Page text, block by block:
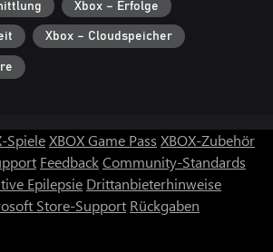
Xbox – Erfolge
Xbox – Cloudspeicher
SpieleXBOX Game Pass XBOX-Zubehör
FeedbackCommunity-Standards
Epilepsie Drittanbieterhinweise
Store-Support Rückgaben